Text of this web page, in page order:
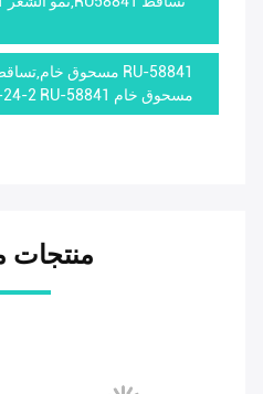
مسحوق الخام,CAS 154992-24-2 RU-58841 مسحوق خام
منتجات